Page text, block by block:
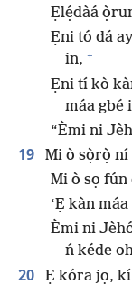
Ẹlẹ́dàá
Ẹni tó dá
in, +
Ẹni tí kò
máa gbé
“Èmi ni
19 Mi ò sọ̀rọ̀
Mi ò sọ fún
‘Ẹ kàn
Èmi ni
ń kéde
20 Ẹ kóra jọ, kí